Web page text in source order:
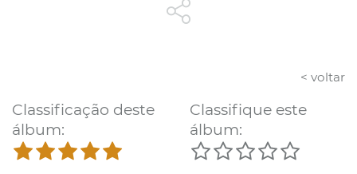
< voltar
Classificação deste
álbum:
Classifique este
álbum: